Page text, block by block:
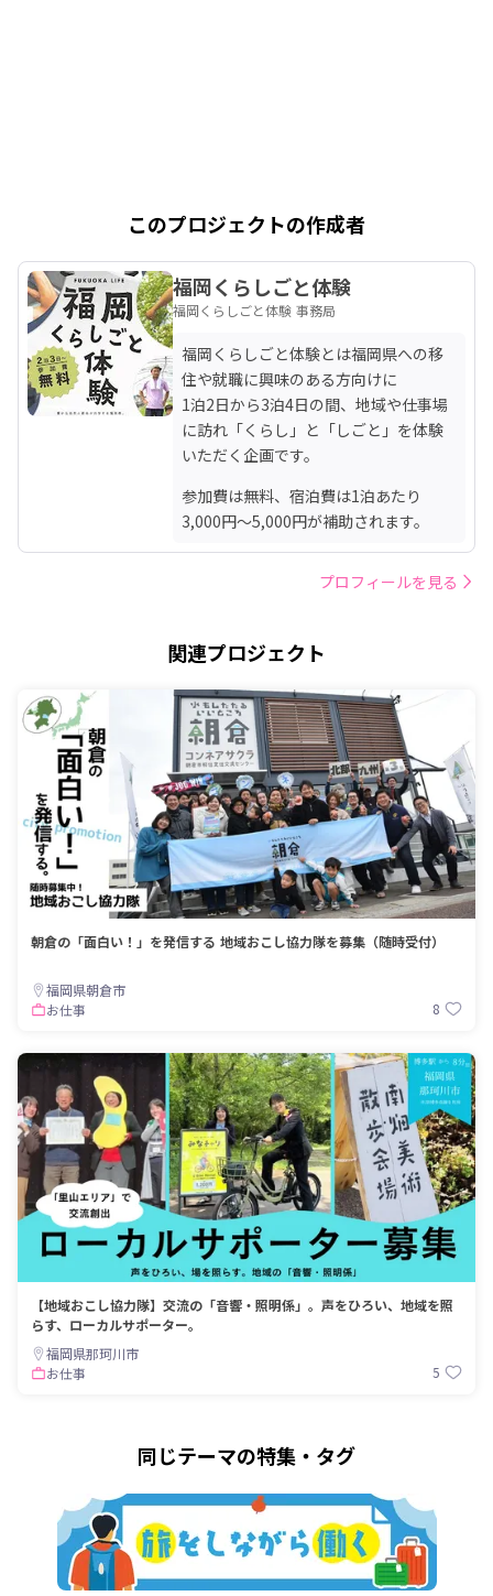
このプロジェクトの作成者
福岡くらしごと体験
福岡くらしごと体験 事務局
福岡くらしごと体験とは福岡県への移
住や就職に興味のある方向けに
1泊2日から3泊4日の間、地域や仕事場
に訪れ「くらし」と「しごと」を体験
いただく企画です。
参加費は無料、宿泊費は1泊あたり
3,000円〜5,000円が補助されます。
プロフィールを見る
関連プロジェクト
朝倉の「面白い！」を発信する 地域おこし協力隊を募集（随時受付）
福岡県朝倉市
お仕事
8
【地域おこし協力隊】交流の「音響・照明係」。声をひろい、地域を照
らす、ローカルサポーター。
福岡県那珂川市
お仕事
5
同じテーマの特集・タグ